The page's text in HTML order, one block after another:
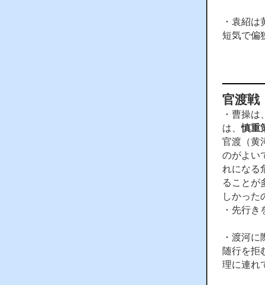
・袁紹
短気で偏
官渡戦
・曹操
は、慎重
官渡（黄
のがよい
れになる
ることが
しかった
・先行き
・渡河
随行を拒
理に連れ